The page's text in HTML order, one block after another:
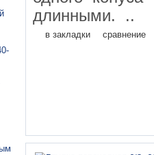
длинными. ..
в закладки сравнение